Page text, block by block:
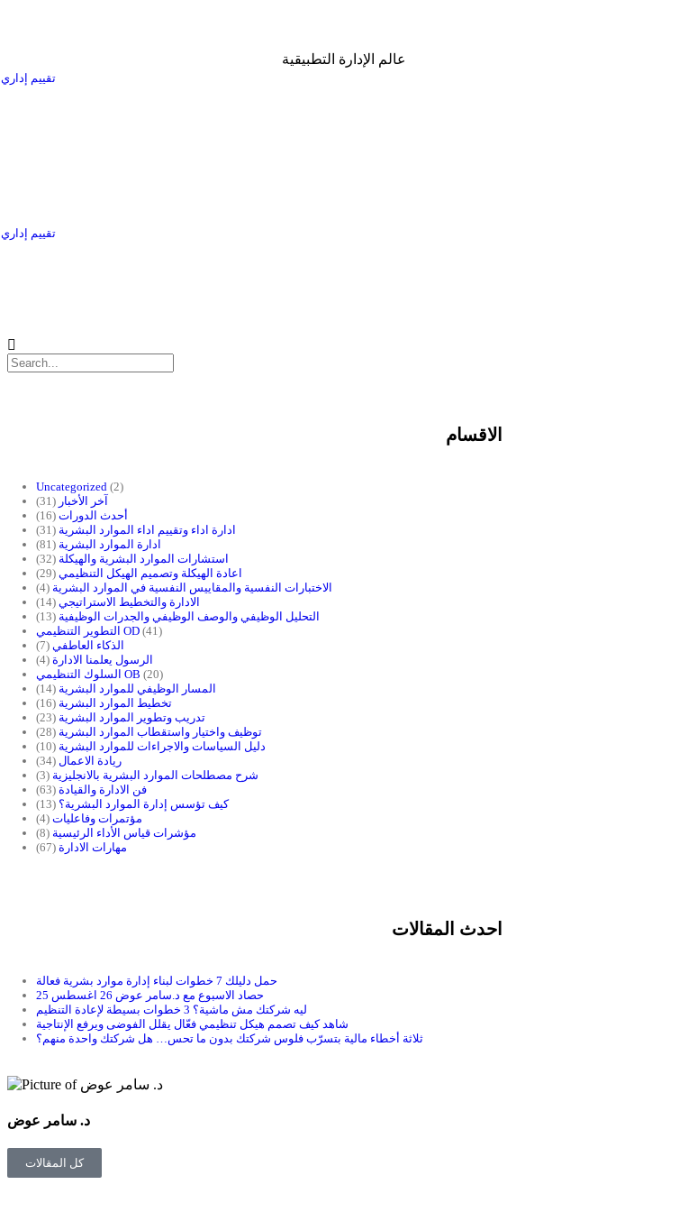
🏢 تقييم
🏢 تقييم
عالم الإدارة التطبيقية
الاقسام
Uncategorized (2)
آخر الأخبار (31)
أحدث الدورات (16)
ادارة اداء وتقييم اداء الموارد البشرية (31)
ادارة الموارد البشرية (81)
استشارات الموارد البشرية والهيكلة (32)
اعادة الهيكلة وتصميم الهيكل التنظيمي (29)
الاختبارات النفسية والمقاييس النفسية في الموارد البشرية (4)
الادارة والتخطيط الاستراتيجي (14)
التحليل الوظيفي والوصف الوظيفي والجدرات الوظيفية (13)
التطوير التنظيمي OD (41)
الذكاء العاطفي (7)
الرسول يعلمنا الادارة (4)
السلوك التنظيمي OB (20)
المسار الوظيفي للموارد البشرية (14)
تخطيط الموارد البشرية (16)
تدريب وتطوير الموارد البشرية (23)
توظيف واختيار واستقطاب الموارد البشرية (28)
دليل السياسات والاجراءات للموارد البشرية (10)
ريادة الاعمال (34)
شرح مصطلحات الموارد البشرية بالانجليزية (3)
فن الادارة والقيادة (63)
كيف تؤسس إدارة الموارد البشرية؟ (13)
مؤتمرات وفاعليات (4)
مؤشرات قياس الأداء الرئيسية (8)
مهارات الادارة (67)
احدث المقالات
حمل دليلك 7 خطوات لبناء إدارة موارد بشرية فعالة
حصاد الاسبوع مع د.سامر عوض 26 اغسطس 25
ليه شركتك مش ماشية؟ 3 خطوات بسيطة لإعادة التنظيم
شاهد كيف تصمم هيكل تنظيمي فعّال يقلل الفوضى ويرفع الإنتاجية
ثلاثة أخطاء مالية بتسرّب فلوس شركتك بدون ما تحس… هل شركتك واحدة منهم؟
د. سامر عوض
كل المقالات